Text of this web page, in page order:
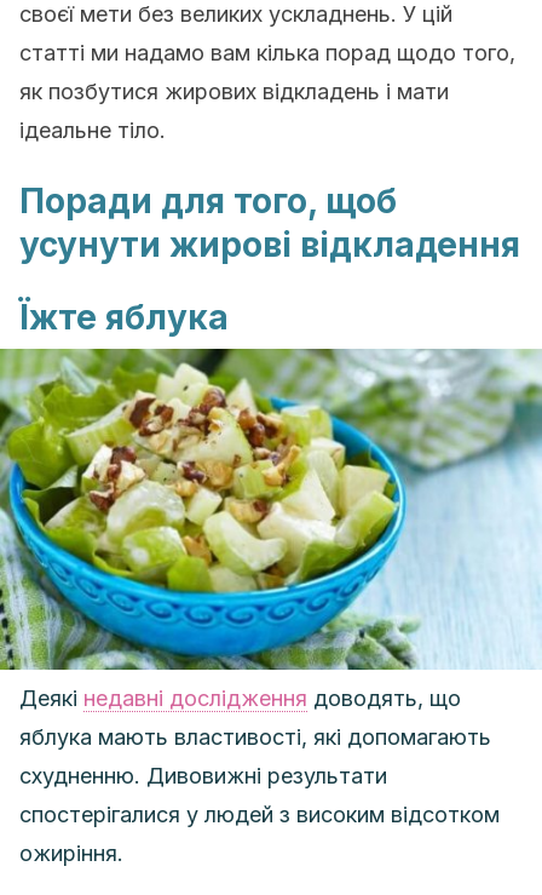
своєї мети без великих ускладнень. У цій
статті ми надамо вам кілька порад щодо того,
як позбутися жирових відкладень і мати
ідеальне тіло.
Поради для того, щоб
усунути жирові відкладення
Їжте яблука
Деякі недавні дослідження доводять, що
яблука мають властивості, які допомагають
схудненню. Дивовижні результати
спостерігалися у людей з високим відсотком
ожиріння.